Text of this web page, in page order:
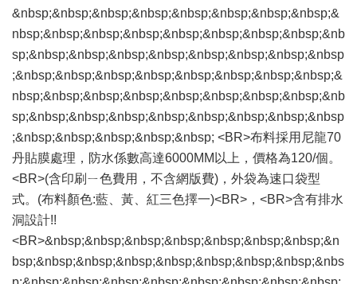
&nbsp;&nbsp;&nbsp;&nbsp;&nbsp;&nbsp;&nbsp;&nbsp;&
nbsp;&nbsp;&nbsp;&nbsp;&nbsp;&nbsp;&nbsp;&nbsp;&nb
sp;&nbsp;&nbsp;&nbsp;&nbsp;&nbsp;&nbsp;&nbsp;&nbsp
;&nbsp;&nbsp;&nbsp;&nbsp;&nbsp;&nbsp;&nbsp;&nbsp;&
nbsp;&nbsp;&nbsp;&nbsp;&nbsp;&nbsp;&nbsp;&nbsp;&nb
sp;&nbsp;&nbsp;&nbsp;&nbsp;&nbsp;&nbsp;&nbsp;&nbsp
;&nbsp;&nbsp;&nbsp;&nbsp;&nbsp; <BR>布料採用尼龍70
丹貼膜處理，防水係數高達6000MM以上，價格為120/個。
<BR>(含印刷ㄧ色費用，不含網版費)，外袋為速口袋型
式。(布料顏色:藍、黃、紅三色擇一)<BR>，<BR>含有排水
洞設計!!
<BR>&nbsp;&nbsp;&nbsp;&nbsp;&nbsp;&nbsp;&nbsp;&n
bsp;&nbsp;&nbsp;&nbsp;&nbsp;&nbsp;&nbsp;&nbsp;&nbs